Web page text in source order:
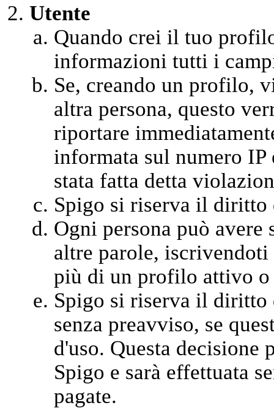
Utente
Quando crei il tuo
informazioni tutti i
Se, creando un profilo,
altra persona, questo
riportare
informata sul numero
stata fatta detta
Spigo si riserva il diritto
Ogni persona può
altre parole, iscrivendoti
più di un profilo attivo
Spigo si riserva il
senza preavviso, se
d'uso. Questa decisione
Spigo e sarà effettuata
pagate.